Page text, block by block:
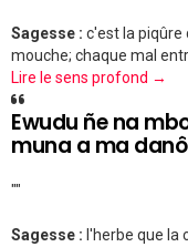
Sagesse : c'est la piqûre
mouche; chaque mal
Lire le sens profond →
Ewudu ñe na
muna a ma danô
""
Sagesse : l'herbe que la